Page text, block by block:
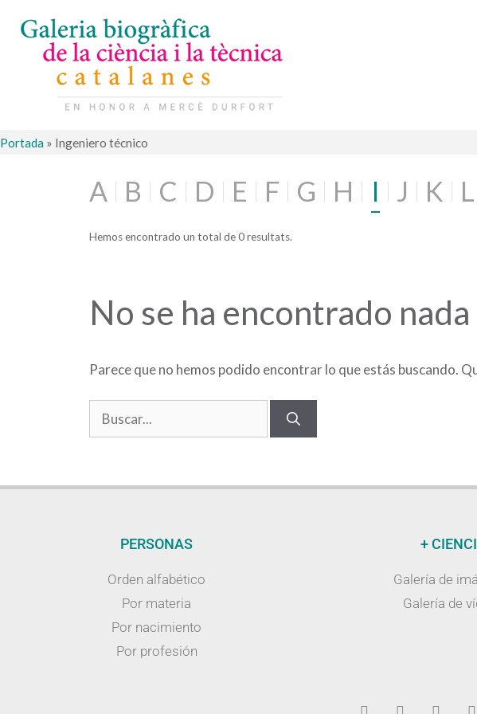
Portada » Ingeniero técnico
A B C D E F G H I J K L
Hemos encontrado un total de 0 resultats.
No se ha encontrado nada
Parece que no hemos podido encontrar lo que estás buscando.
PERSONAS
Orden alfabético
Por materia
Por nacimiento
Por profesión
+
Galería de
Galería de